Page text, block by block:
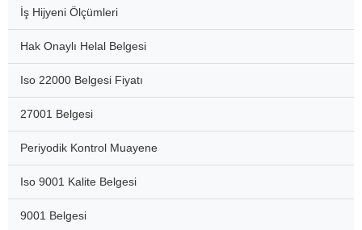
İş Hijyeni Ölçümleri
Hak Onaylı Helal Belgesi
Iso 22000 Belgesi Fiyatı
27001 Belgesi
Periyodik Kontrol Muayene
Iso 9001 Kalite Belgesi
9001 Belgesi